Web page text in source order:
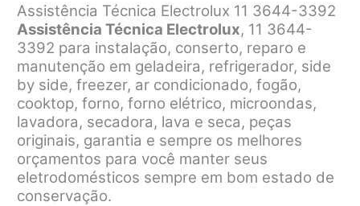
Assistência Técnica Electrolux 11 3644-3392
Assistência Técnica Electrolux, 11 3644-
3392 para instalação, conserto, reparo e
manutenção em geladeira, refrigerador, side
by side, freezer, ar condicionado, fogão,
cooktop, forno, forno elétrico, microondas,
lavadora, secadora, lava e seca, peças
originais, garantia e sempre os melhores
orçamentos para você manter seus
eletrodomésticos sempre em bom estado de
conservação.